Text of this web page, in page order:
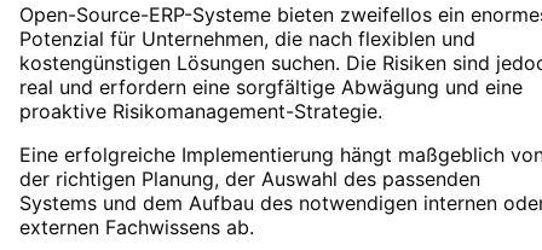
Open-Source-ERP-Systeme bieten zweifellos ein
Potenzial für Unternehmen, die nach flexiblen und
kostengünstigen Lösungen suchen. Die Risiken sind
real und erfordern eine sorgfältige Abwägung und eine
proaktive Risikomanagement-Strategie.
Eine erfolgreiche Implementierung hängt maßgeblich
der richtigen Planung, der Auswahl des passenden
Systems und dem Aufbau des notwendigen internen
externen Fachwissens ab.